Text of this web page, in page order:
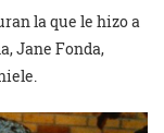
la que le hizo a
Jane Fonda,